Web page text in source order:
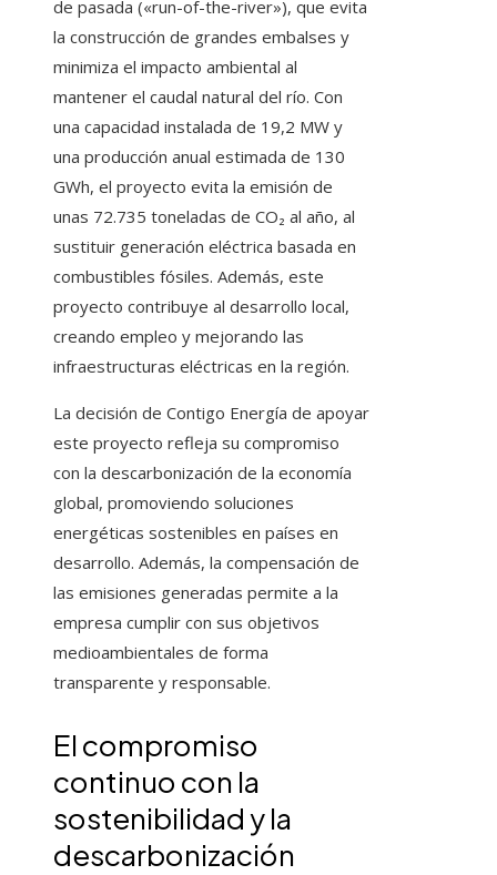
de pasada («run-of-the-river»), que evita
la construcción de grandes embalses y
minimiza el impacto ambiental al
mantener el caudal natural del río. Con
una capacidad instalada de 19,2 MW y
una producción anual estimada de 130
GWh, el proyecto evita la emisión de
unas 72.735 toneladas de CO₂ al año, al
sustituir generación eléctrica basada en
combustibles fósiles. Además, este
proyecto contribuye al desarrollo local,
creando empleo y mejorando las
infraestructuras eléctricas en la región.
La decisión de Contigo Energía de apoyar
este proyecto refleja su compromiso
con la descarbonización de la economía
global, promoviendo soluciones
energéticas sostenibles en países en
desarrollo. Además, la compensación de
las emisiones generadas permite a la
empresa cumplir con sus objetivos
medioambientales de forma
transparente y responsable.
El compromiso
continuo con la
sostenibilidad y la
descarbonización